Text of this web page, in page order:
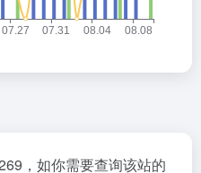
，如你需要查询该站的